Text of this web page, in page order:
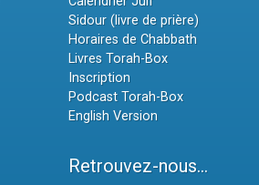
Sidour (livre de prière)
Horaires de Chabbath
Livres Torah-Box
Inscription
Podcast Torah-Box
English Version
Retrouvez-nous...